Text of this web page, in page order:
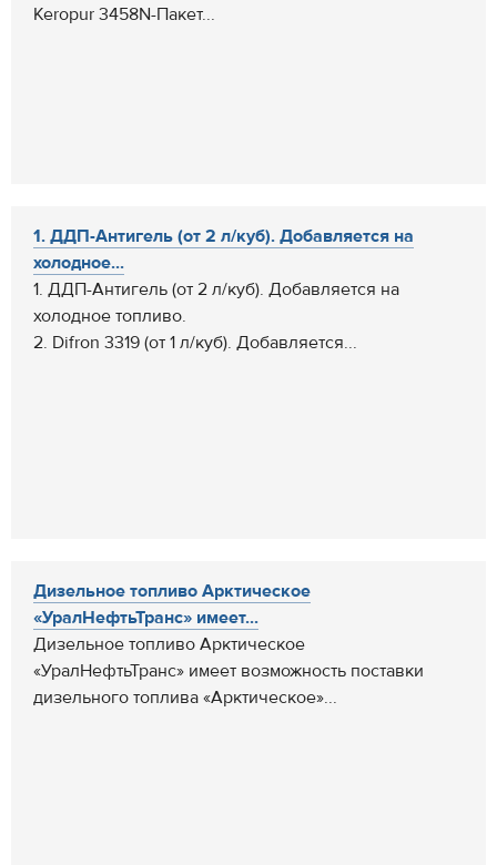
Keropur 3458N-Пакет...
1. ДДП-Антигель (от 2 л/куб). Добавляется на
холодное...
1. ДДП-Антигель (от 2 л/куб). Добавляется на
холодное топливо.
2. Difron 3319 (от 1 л/куб). Добавляется...
Дизельное топливо Арктическое
«УралНефтьТранс» имеет...
Дизельное топливо Арктическое
«УралНефтьТранс» имеет возможность поставки
дизельного топлива «Арктическое»...